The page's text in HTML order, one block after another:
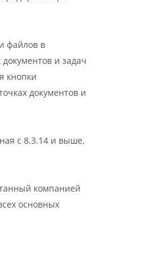
файлов в
и задач
кнопки
документов и
с 8.3.14 и выше,
компанией
основных